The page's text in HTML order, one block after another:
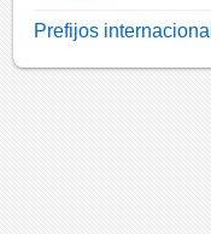
Prefijos